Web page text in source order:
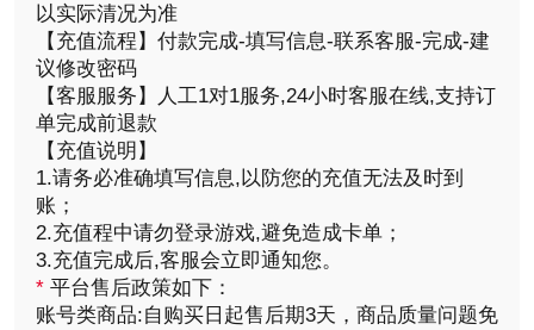
以实际清况为准
【充值流程】付款完成-填写信息-联系客服-完成-建
议修改密码
【客服服务】人工1对1服务,24小时客服在线,支持订
单完成前退款
【充值说明】
1.请务必准确填写信息,以防您的充值无法及时到
账；
2.充值程中请勿登录游戏,避免造成卡单；
3.充值完成后,客服会立即通知您。
*平台售后政策如下：
账号类商品:自购买日起售后期3天，商品质量问题免